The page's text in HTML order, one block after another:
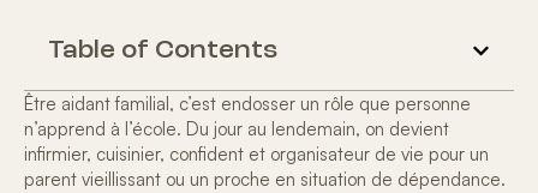
Table of Contents
Être aidant familial , c’est endosser un rôle que personne
n’apprend à l’école. Du jour au lendemain, on devient
infirmier, cuisinier, confident et organisateur de vie pour un
parent vieillissant ou un proche en situation de dépendance.